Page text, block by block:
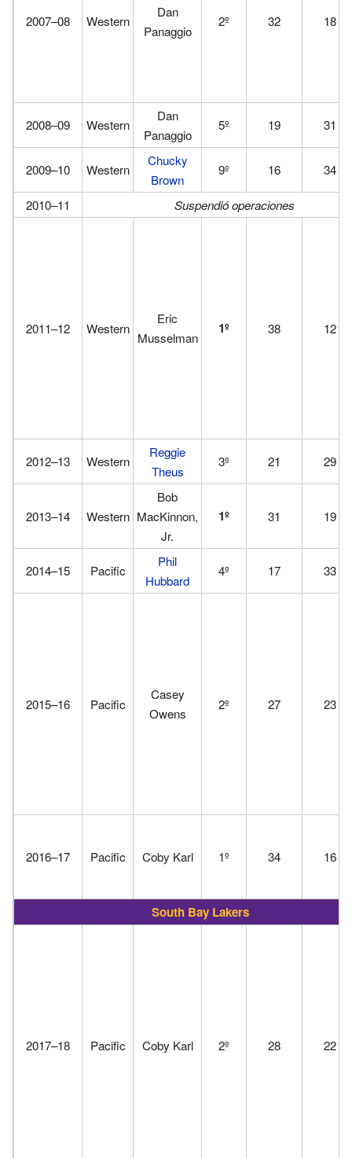
2007–08 Western
Dan
Panaggio
2º 32 18
2008–09 Western
Dan
Panaggio
5º 19 31
2009–10 Western
Chucky
Brown
9º 16 34
2010–11 Suspendió operaciones
2011–12 Western
Eric
Musselman
1º 38 12
2012–13 Western
Reggie
Theus
3º 21 29
2013–14 Western
Bob
MacKinnon,
Jr.
1º 31 19
2014–15 Pacific
Phil
Hubbard
4º 17 33
2015–16 Pacific
Casey
Owens
2º 27 23
2016–17 Pacific Coby Karl 1º 34 16
South Bay Lakers
2017–18 Pacific Coby Karl 2º 28 22